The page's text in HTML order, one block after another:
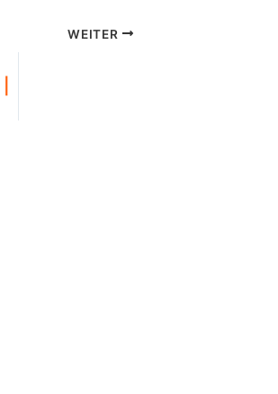
WEITER